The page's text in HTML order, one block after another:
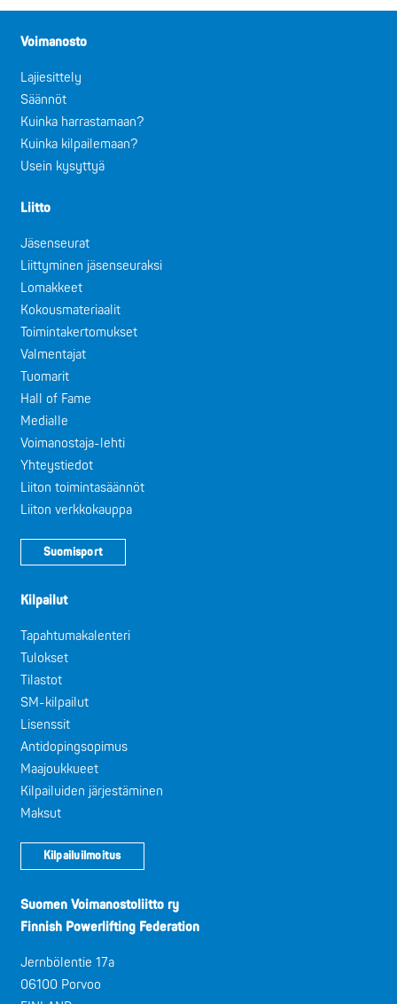
Voimanosto
Lajiesittely
Säännöt
Kuinka harrastamaan?
Kuinka kilpailemaan?
Usein kysyttyä
Liitto
Jäsenseurat
Liittyminen jäsenseuraksi
Lomakkeet
Kokousmateriaalit
Toimintakertomukset
Valmentajat
Tuomarit
Hall of Fame
Medialle
Voimanostaja-lehti
Yhteystiedot
Liiton toimintasäännöt
Liiton verkkokauppa
Suomisport
Kilpailut
Tapahtumakalenteri
Tulokset
Tilastot
SM-kilpailut
Lisenssit
Antidopingsopimus
Maajoukkueet
Kilpailuiden järjestäminen
Maksut
Kilpailuilmoitus
Suomen Voimanostoliitto ry
Finnish Powerlifting Federation
Jernbölentie 17a
06100 Porvoo